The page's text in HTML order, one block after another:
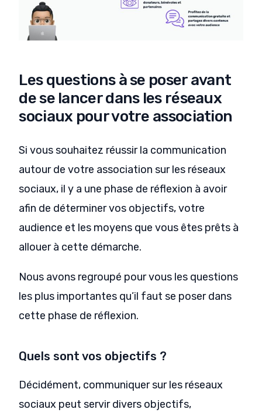
Les questions à se poser avant
de se lancer dans les réseaux
sociaux pour votre association
Si vous souhaitez réussir la communication
autour de votre association sur les réseaux
sociaux, il y a une phase de réflexion à avoir
afin de déterminer vos objectifs, votre
audience et les moyens que vous êtes prêts à
allouer à cette démarche.
Nous avons regroupé pour vous les questions
les plus importantes qu’il faut se poser dans
cette phase de réflexion.
Quels sont vos objectifs ?
Décidément, communiquer sur les réseaux
sociaux peut servir divers objectifs,